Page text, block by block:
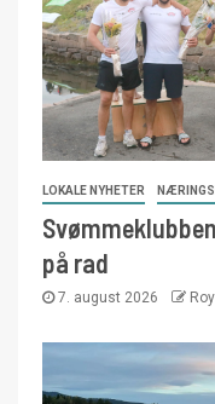
LOKALE NYHETER
på rad
7. august 2026